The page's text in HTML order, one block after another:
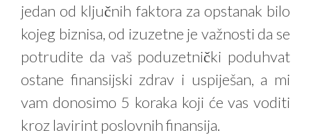
jedan od ključnih faktora za opstanak bilo
kojeg biznisa, od izuzetne je važnosti da se
potrudite da vaš poduzetnički poduhvat
ostane finansijski zdrav i uspiješan, a mi
vam donosimo 5 koraka koji će vas voditi
kroz lavirint poslovnih finansija.